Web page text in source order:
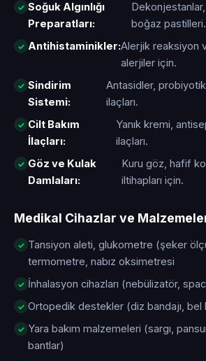
Soğuk Algınlığı
Preparatları:
boğaz pastilleri.
Antihistaminikler:Alerjik reaksiyon
alerjiler için.
Sindirim
Sistemi:
Antasidler,
ilaçları.
Cilt Bakım
İlaçları:
Yanık kremi,
ilaçları.
Göz ve Kulak
Damlaları:
Kuru göz, hafif
iltihapları için.
Medikal Cihazlar ve
Tansiyon aleti, glukometre (şeker
termometre, nabız oksimetresi
İnhalasyon cihazları (nebülizatör,
Ortopedik destekler (diz bandajı, bel
Yara bakım malzemeleri (sargı,
bantlar)